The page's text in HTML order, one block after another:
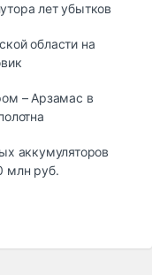
лет убытков
области на
– Арзамас в
аккумуляторов
млн руб.